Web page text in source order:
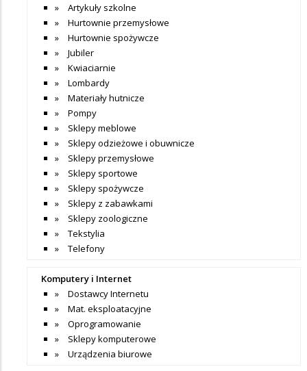
Artykuły szkolne
Hurtownie przemysłowe
Hurtownie spożywcze
Jubiler
Kwiaciarnie
Lombardy
Materiały hutnicze
Pompy
Sklepy meblowe
Sklepy odzieżowe i obuwnicze
Sklepy przemysłowe
Sklepy sportowe
Sklepy spożywcze
Sklepy z zabawkami
Sklepy zoologiczne
Tekstylia
Telefony
Komputery i Internet
Dostawcy Internetu
Mat. eksploatacyjne
Oprogramowanie
Sklepy komputerowe
Urządzenia biurowe